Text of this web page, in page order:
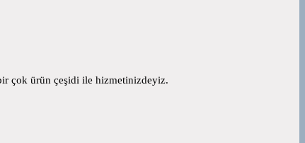
çok ürün çeşidi ile hizmetinizdeyiz.